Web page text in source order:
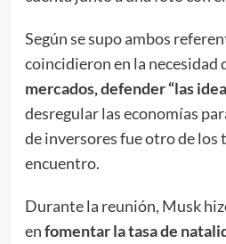
Según se supo ambos
coincidieron en la necesidad
mercados, defender “las
desregular las economías
de inversores fue otro de los
encuentro.
Durante la reunión, Musk
enfomentar la tasa de